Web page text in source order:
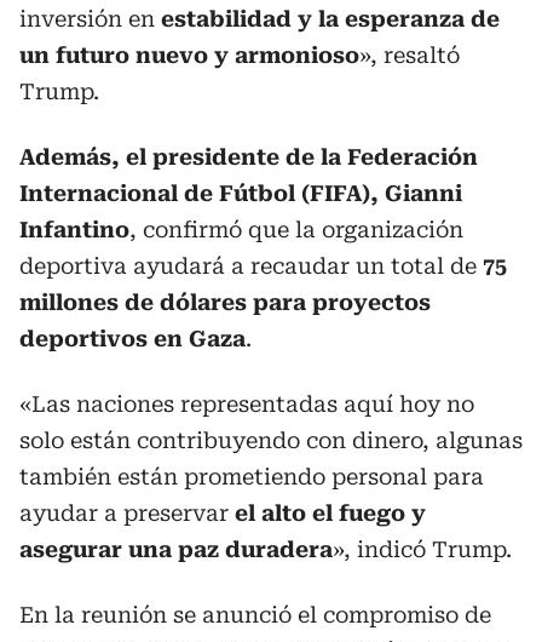
inversión en estabilidad y la esperanza de
un futuro nuevo y armonioso», resaltó
Trump.
Además, el presidente de la Federación
Internacional de Fútbol (FIFA), Gianni
Infantino, confirmó que la organización
deportiva ayudará a recaudar un total de 75
millones de dólares para proyectos
deportivos en Gaza.
«Las naciones representadas aquí hoy no
solo están contribuyendo con dinero, algunas
también están prometiendo personal para
ayudar a preservar el alto el fuego y
asegurar una paz duradera», indicó Trump.
En la reunión se anunció el compromiso de